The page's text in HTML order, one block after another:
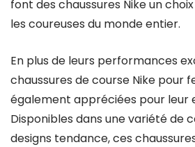
font des chaussures Nike un
les coureuses du monde entier.
En plus de leurs performances
chaussures de course Nike pour
également appréciées pour leur
Disponibles dans une variété de
designs tendance, ces